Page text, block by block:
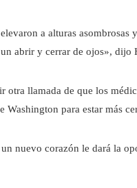
a alturas
abrir y cerrar de ojos», dijo
llamada de que los
Washington para estar más
nuevo corazón le dará la